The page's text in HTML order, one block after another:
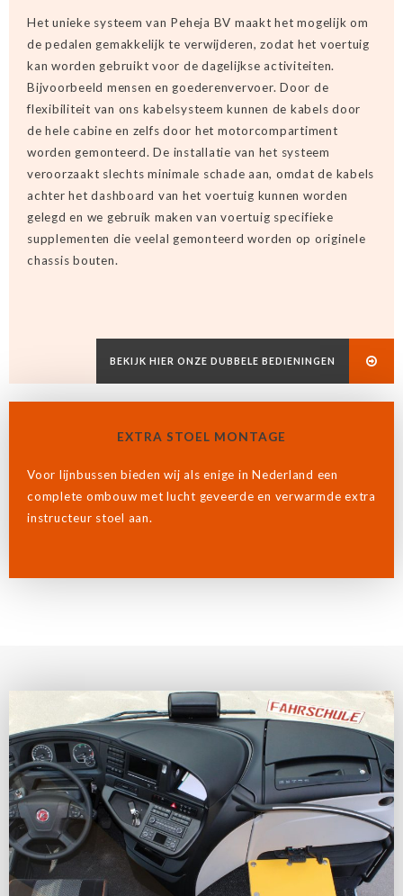
Het unieke systeem van Peheja BV maakt het mogelijk om
de pedalen gemakkelijk te verwijderen, zodat het voertuig
kan worden gebruikt voor de dagelijkse activiteiten.
Bijvoorbeeld mensen en goederenvervoer. Door de
flexibiliteit van ons kabelsysteem kunnen de kabels door
de hele cabine en zelfs door het motorcompartiment
worden gemonteerd. De installatie van het systeem
veroorzaakt slechts minimale schade aan, omdat de kabels
achter het dashboard van het voertuig kunnen worden
gelegd en we gebruik maken van voertuig specifieke
supplementen die veelal gemonteerd worden op originele
chassis bouten.
BEKIJK HIER ONZE DUBBELE BEDIENINGEN
EXTRA STOEL MONTAGE
Voor lijnbussen bieden wij als enige in Nederland een
complete ombouw met lucht geveerde en verwarmde extra
instructeur stoel aan.